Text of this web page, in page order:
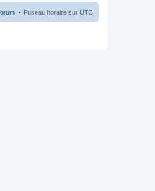
Fuseau horaire sur UTC